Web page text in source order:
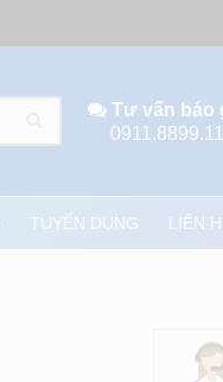
Tư vấn báo
0911.8899.11
TUYỂN DỤNG LIÊN